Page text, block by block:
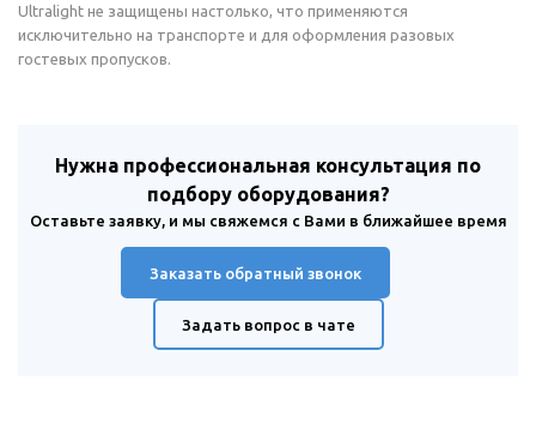
Ultralight не защищены настолько, что применяются
исключительно на транспорте и для оформления разовых
гостевых пропусков.
Нужна профессиональная консультация по
подбору оборудования?
Оставьте заявку, и мы свяжемся с Вами в ближайшее время
Заказать обратный звонок
Задать вопрос в чате